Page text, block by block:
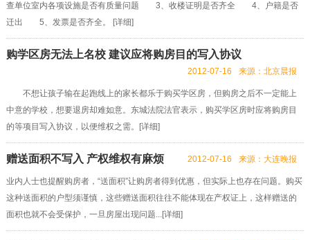
查单位室内各项设施是否有质量问题 3、收楼证明是否齐全 4、户籍是否
迁出 5、发票是否齐全。 [详细]
购学区房无法上名校 建议应将购房目的写入协议
来源：北京晨报
2012-07-16
不想让孩子输在起跑线上的家长都乐于购买学区房，但购房之后不一定能上
中意的学校，想要退房却难如意。东城法院法官表示，购买学区房时应将购房目
的等项目写入协议，以便维权之需。[详细]
赠送面积不写入 产权维权有麻烦 来源：大连晚报
2012-07-16
业内人士也提醒购房者，“送面积”让购房者得到优惠，但实际上也存在问题。购买
这种送面积的户型须谨慎，这些赠送面积往往不能体现在产权证上，这样赠送的
面积也就不会受保护，一旦房屋出现问题...[详细]